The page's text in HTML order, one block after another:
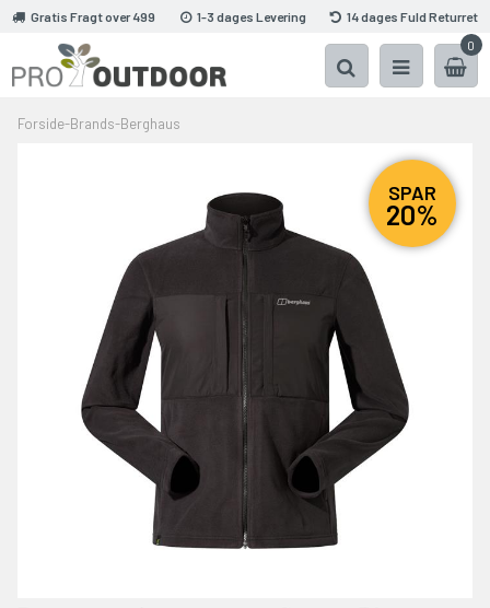
Gratis Fragt over 499 1-3 dages Levering
14 dages Fuld Returret
0
Forside-Brands-Berghaus
SPAR
20%